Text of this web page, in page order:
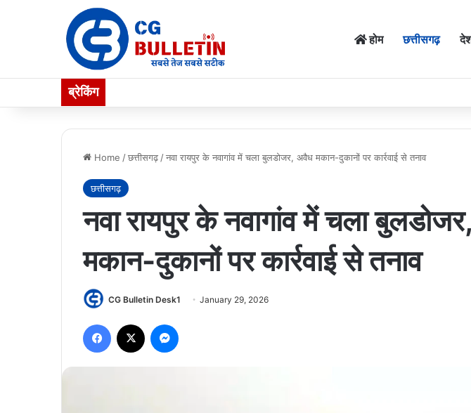
होम छत्तीसगढ़
ब्रेकिंग
Home /छत्तीसगढ़ /नवा रायपुर के नवागांव में चला बुलडोजर, अवैध मकान-दुकानों पर कार्रवाई से तनाव
छत्तीसगढ़
नवा रायपुर के नवागांव में चला
मकान-दुकानों पर कार्रवाई से तनाव
CG Bulletin Desk1 January 29, 2026
Facebook